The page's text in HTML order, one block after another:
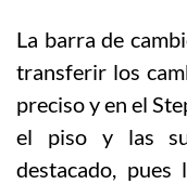
La barra de
transferir los
preciso y en el
el piso y las
destacado,